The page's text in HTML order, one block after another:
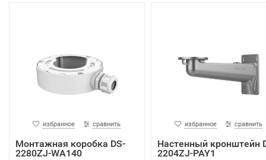
избранное сравнить
Монтажная коробка DS-
2280ZJ-WA140
избранное сравнить
Настенный кронштейн
2204ZJ-PAY1